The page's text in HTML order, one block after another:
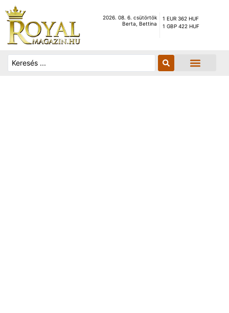
2026. 08. 6. csütörtök
Berta, Bettina
1 EUR 362 HUF
1 GBP 422 HUF